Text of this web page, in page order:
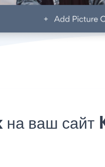
на ваш